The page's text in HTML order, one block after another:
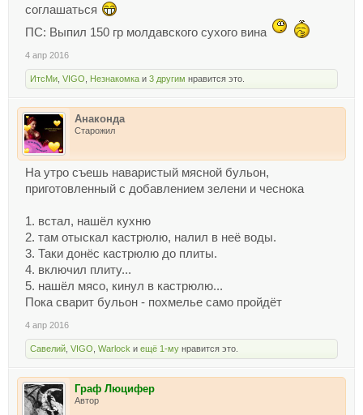
соглашаться
ПС: Выпил 150 гр молдавского сухого вина
4 апр 2016
ИтсМи VIGO Незнакомка и 3 другим нравится это.
Анаконда
Старожил
На утро съешь наваристый мясной бульон,
приготовленный с добавлением зелени и чеснока
1. встал, нашёл кухню
2. там отыскал кастрюлю, налил в неё воды.
3. Таки донёс кастрюлю до плиты.
4. включил плиту...
5. нашёл мясо, кинул в кастрюлю...
Пока сварит бульон - похмелье само пройдёт
4 апр 2016
Савелий VIGO Warlock и ещё 1-му нравится это.
Граф Люцифер
Автор